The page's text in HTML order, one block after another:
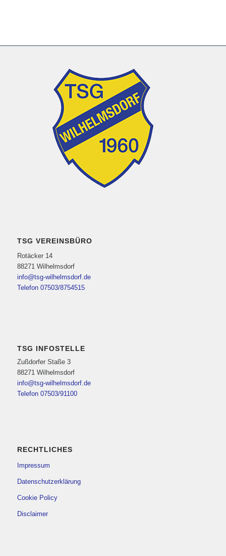
TSG VEREINSBÜRO
Rotäcker 14
88271 Wilhelmsdorf
info@tsg-wilhelmsdorf.de
Telefon 07503/8754515
TSG INFOSTELLE
Zußdorfer Staße 3
88271 Wilhelmsdorf
info@tsg-wilhelmsdorf.de
Telefon 07503/91100
RECHTLICHES
Impressum
Datenschutzerklärung
Cookie Policy
Disclaimer